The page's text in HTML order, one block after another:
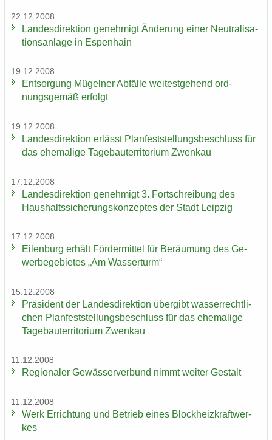
22.12.2008
Lan­des­di­rek­ti­on ge­neh­migt Än­de­rung einer Neu­tra­li­sa­
ti­ons­an­la­ge in Es­pen­hain
19.12.2008
Ent­sor­gung Mü­gel­ner Ab­fäl­le wei­test­ge­hend ord­
nungs­ge­mäß er­folgt
19.12.2008
Lan­des­di­rek­ti­on er­lässt Plan­fest­stel­lungs­be­schluss für
das ehe­ma­li­ge Ta­ge­bau­ter­ri­to­ri­um Zwenkau
17.12.2008
Lan­des­di­rek­ti­on ge­neh­migt 3. Fort­schrei­bung des
Haus­halts­si­che­rungs­kon­zep­tes der Stadt Leip­zig
17.12.2008
Ei­len­burg er­hält För­der­mit­tel für Be­räu­mung des Ge­
wer­be­ge­bie­tes „Am Was­ser­turm“
15.12.2008
Prä­si­dent der Lan­des­di­rek­ti­on über­gibt was­ser­recht­li­
chen Plan­fest­stel­lungs­be­schluss für das ehe­ma­li­ge
Ta­ge­bau­ter­ri­to­ri­um Zwenkau
11.12.2008
Re­gio­na­ler Ge­wäs­ser­ver­bund nimmt wei­ter Ge­stalt
11.12.2008
Werk Er­rich­tung und Be­trieb eines Block­heiz­kraft­wer­
kes